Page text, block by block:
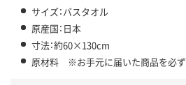
サイズ：バスタオル
原産国：日本
寸法：約60×130cm
原材料 ※お手元に届いた商品を必ず